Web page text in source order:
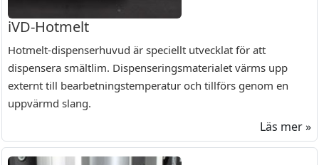
iVD-Hotmelt
Hotmelt-dispenserhuvud är speciellt utvecklat för att
dispensera smältlim. Dispenseringsmaterialet värms upp
externt till bearbetningstemperatur och tillförs genom en
uppvärmd slang.
Läs mer »